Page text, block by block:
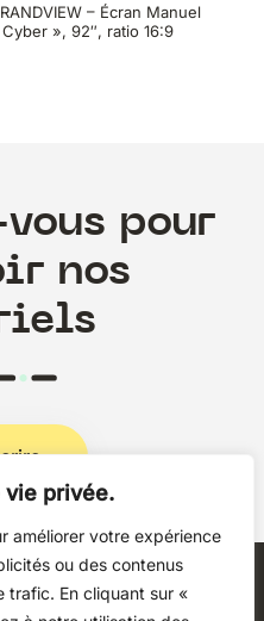
vie privée.
améliorer votre expérience
ou des contenus
trafic. En cliquant sur «
– Écran Manuel
», 92″, ratio 16:9
pour
nos
Politique de confidentialité